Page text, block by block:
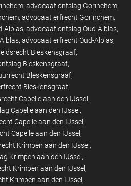
advocaat ontslag Gorinchem
advocaat erfrecht Gorinchem
Alblas advocaat ontslag Oud-Alblas
advocaat erfrecht Oud-Alblas
Bleskensgraaf
Bleskensgraaf
Bleskensgraaf
Bleskensgraaf
Capelle aan den IJssel
Capelle aan den IJssel
Capelle aan den IJssel
Capelle aan den IJssel
Krimpen aan den IJssel
Krimpen aan den IJssel
Krimpen aan den IJssel
Krimpen aan den IJssel